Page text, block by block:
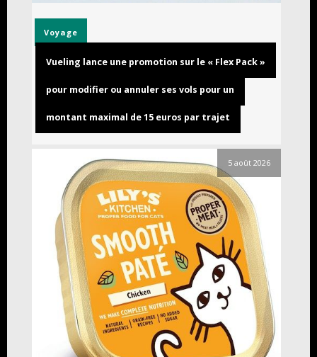
Voyage
Vueling lance une promotion sur le « Flex Pack »
pour modifier ou annuler ses vols pour un
montant maximal de 15 euros par trajet
5 août 2026